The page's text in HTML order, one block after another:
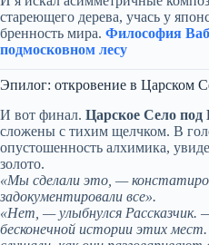
стареющего дерева, учась у
бренность мира. Философия
подмосковном лесу
Эпилог: откровение в Царском
И вот финал. Царское Село под
сложены с тихим щелчком. В
опустошенность алхимика,
золото.
«Мы сделали это, —
задокументировали все».
«Нет, — улыбнулся Рассказчик.
бесконечной истории этих